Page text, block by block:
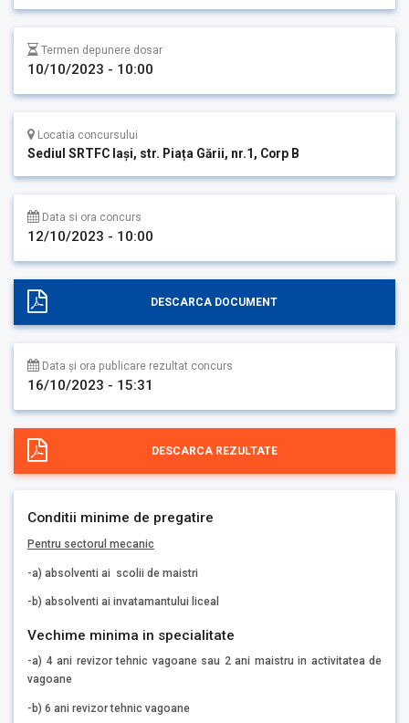
Termen depunere dosar
10/10/2023 - 10:00
Locatia concursului
Sediul SRTFC Iași, str. Piața Gării, nr.1, Corp B
Data si ora concurs
12/10/2023 - 10:00
DESCARCA DOCUMENT
Data și ora publicare rezultat concurs
16/10/2023 - 15:31
DESCARCA REZULTATE
Conditii minime de pregatire
Pentru sectorul mecanic
-a) absolventi ai scolii de maistri
-b) absolventi ai invatamantului liceal
Vechime minima in specialitate
-a) 4 ani revizor tehnic vagoane sau 2 ani maistru in activitatea de
vagoane
-b) 6 ani revizor tehnic vagoane